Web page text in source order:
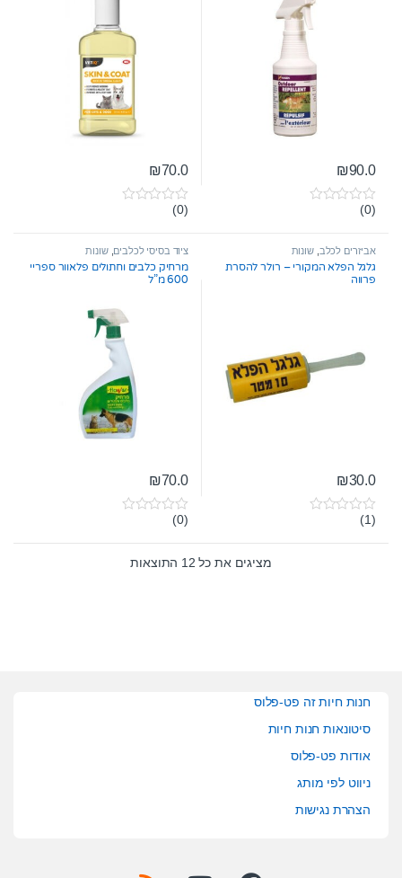
₪90.0
0
t
o
f
5
(0)
₪70.0
0
t
o
f
5
(0)
אביזרים לכלב ,שונות
גלגל הפלא המקורי – רולר להסרת
פרווה
₪30.0
0
u
(1)
ציוד בסיסי לכלבים ,שונות
מרחיק כלבים וחתולים פלאוור ספריי
600 מ”ל
₪70.0
0
u
t
(0)
מציגים את כל ⁦12⁩ התוצאות
חנות חיות זה פט-פלוס
סיטונאות חנות חיות
אודות פט-פלוס
ניווט לפי מותג
הצהרת נגישות